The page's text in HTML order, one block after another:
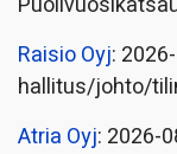
Raisio Oyj:
hallitus/johto/
Atria Oyj: 2026-